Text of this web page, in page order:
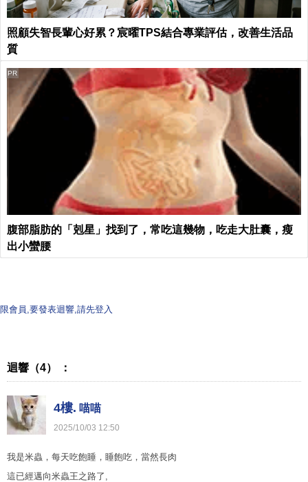
照顧失智長輩心好累？宸曜TPS結合專業評估，改善生活品
質
腹部脂肪的「剋星」找到了，常吃這幾物，吃走大肚囊，瘦
出小蠻腰
PR
限會員,要發表迴響,請先登入
迴響（4） ：
4樓. 喵喵
2025/10/03 12:50
我是米蟲，每天吃飽睡，睡飽吃，當然長肉
這已經邁向米蟲王之路了,